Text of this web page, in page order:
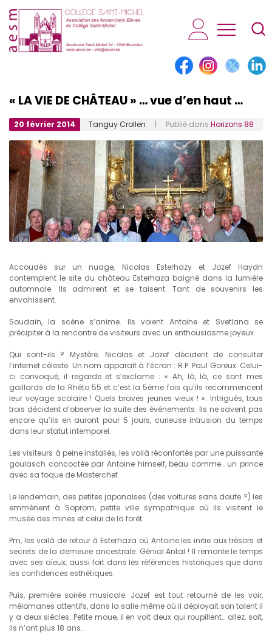
AESM...
« LA VIE DE CHÂTEAU » … vue d’en haut …
20 février 2014 Tanguy Crollen | Publié dans Horizons 88
Accoudés sur un nuage, Nicolas Esterhazy et Jozef Haydn
contemplent le site du château Esterhaza baigné dans la lumière
automnale. Ils admirent et se taisent. Tant de souvenirs les
envahissent.
Soudain, la scène s’anime. Ils voient Antoine et Svetlana se
précipiter à la rencontre de visiteurs avec un enthousiasme joyeux.
Qui sont-ils ? Mystère. Nicolas et Jozef décident de consulter
l’internet céleste. Un nom apparaît à l’écran : R.P. Paul Goreux. Celui-
ci convoqué, il regarde et s’exclame : « Ah, là, là, ce sont mes
gaillards de la Rhéto 55 et c’est la 5ème fois qu’ils recommencent
leur voyage scolaire ! Quels braves jeunes vieux ! ». Intrigués, tous
trois décident d’observer la suite des événements. Ils ne savent pas
encore qu’ils en auront pour 5 jours, curieuse intrusion du temps
dans leur statut intemporel.
Les visiteurs à peine installés, les voilà réconfortés par une puissante
goulasch concoctée par Antoine himself, beau comme… un prince
avec sa toque de Masterchef.
Le lendemain, des petites japonaises (des voitures sans doute ?) les
emmènent à Soprom, petite ville sympathique où ils visitent le
musée des mines et celui de la forêt.
Pm, les voilà de retour à Esterhaza où Antoine les initie aux trésors et
secrets de la demeure ancestrale. Génial Antal ! Il remonte le temps
avec ses aïeux, aussi fort dans les références historiques que dans
les confidences esthétiques.
Puis, première soirée musicale. Jozef est tout retourné de les voir,
mélomanes attentifs, dans la salle même où il déployait son talent il
y a deux siècles. Petite moue, il en voit deux qui roupillent… allez, soit,
ils n’ont plus 18 ans…